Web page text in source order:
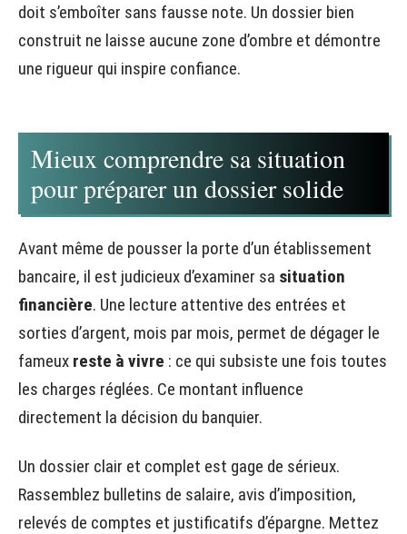
doit s’emboîter sans fausse note. Un dossier bien
construit ne laisse aucune zone d’ombre et démontre
une rigueur qui inspire confiance.
Mieux comprendre sa situation
pour préparer un dossier solide
Avant même de pousser la porte d’un établissement
bancaire, il est judicieux d’examiner sa situation
financière. Une lecture attentive des entrées et
sorties d’argent, mois par mois, permet de dégager le
fameux reste à vivre : ce qui subsiste une fois toutes
les charges réglées. Ce montant influence
directement la décision du banquier.
Un dossier clair et complet est gage de sérieux.
Rassemblez bulletins de salaire, avis d’imposition,
relevés de comptes et justificatifs d’épargne. Mettez